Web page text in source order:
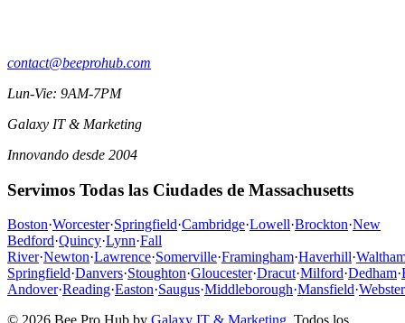
contact@beeprohub.com
Lun-Vie: 9AM-7PM
Galaxy IT & Marketing
Innovando desde 2004
Servimos Todas las Ciudades de Massachusetts
Boston·Worcester·Springfield·Cambridge·Lowell·Brockton·New
Bedford·Quincy·Lynn·Fall
River·Newton·Lawrence·Somerville·Framingham·Haverhill·
Springfield·Danvers·Stoughton·Gloucester·Dracut·Milford·Dedham·
Andover·Reading·Easton·Saugus·Middleborough·Mansfield·Webster